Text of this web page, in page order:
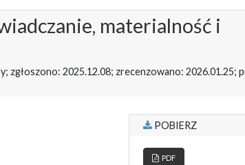
materialność i
zgłoszono: 2025.12.08; zrecenzowano: 2026.01.25;
POBIERZ
PDF